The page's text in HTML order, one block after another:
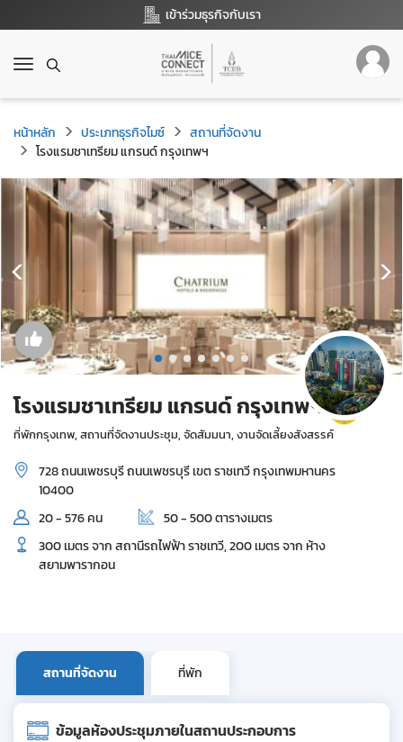
เข้าร่วมธุรกิจกับเรา
T
g
g
l
e
n
a
g
o
n
หน้าหลัก ประเภทธุรกิจไมซ์
สถานที่จัดงาน
โรงแรมชาเทรียม แกรนด์ กรุงเทพฯ
โรงแรมชาเทรียม แกรนด์ กรุงเทพฯ
ที่พักกรุงเทพ, สถานที่จัดงานประชุม, จัดสัมมนา, งานจัดเลี้ยงสังสรรค์
728 ถนนเพชรบุรี ถนนเพชรบุรี เขต ราชเทวี กรุงเทพมหานคร
10400
20 - 576 คน
50 - 500 ตารางเมตร
300 เมตร จาก สถานีรถไฟฟ้า ราชเทวี, 200 เมตร จาก ห้าง
สยามพารากอน
สถานที่จัดงาน ที่พัก
ข้อมูลห้องประชุมภายในสถานประกอบการ